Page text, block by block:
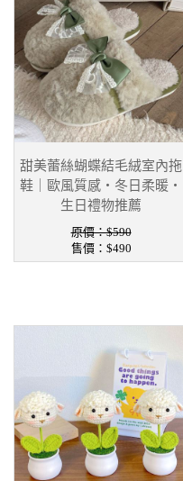
甜美蕾絲蝴蝶結毛絨室內拖
鞋｜歐風質感・冬日柔暖・
生日禮物推薦
原價：$590
售價： $490